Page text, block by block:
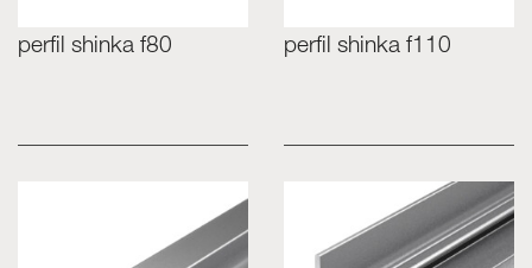
perfil shinka f80 perfil shinka f110